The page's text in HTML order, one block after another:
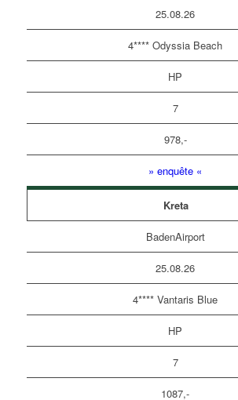
25.08.26
4**** Odyssia Beach
HP
7
978,-
» enquête «
Kreta
BadenAirport
25.08.26
4**** Vantaris Blue
HP
7
1087,-